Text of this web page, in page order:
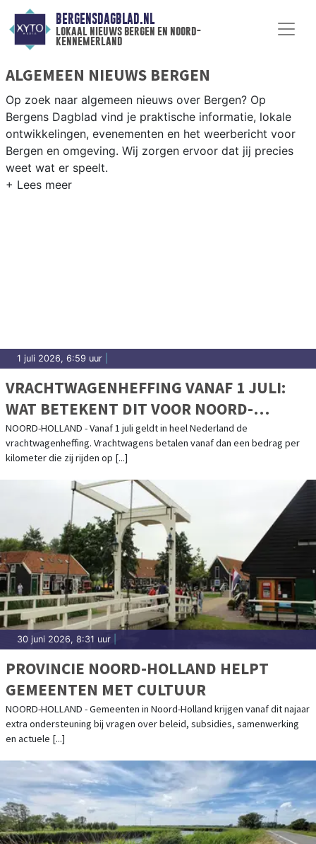
BERGENSDAGBLAD.NL
lokaal nieuws bergen en noord-
kennemerland
ALGEMEEN NIEUWS BERGEN
Op zoek naar algemeen nieuws over Bergen? Op
Bergens Dagblad vind je praktische informatie, lokale
ontwikkelingen, evenementen en het weerbericht voor
Bergen en omgeving. Wij zorgen ervoor dat jij precies
weet wat er speelt.
1 juli 2026, 6:59 uur
VRACHTWAGENHEFFING VANAF 1 JULI:
WAT BETEKENT DIT VOOR NOORD-
HOLLAND?
NOORD-HOLLAND - Vanaf 1 juli geldt in heel Nederland de
vrachtwagenheffing. Vrachtwagens betalen vanaf dan een bedrag per
kilometer die zij rijden op [...]
30 juni 2026, 8:31 uur
PROVINCIE NOORD-HOLLAND HELPT
GEMEENTEN MET CULTUUR
NOORD-HOLLAND - Gemeenten in Noord-Holland krijgen vanaf dit najaar
extra ondersteuning bij vragen over beleid, subsidies, samenwerking
en actuele [...]